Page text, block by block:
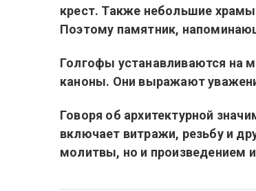
крест. Также небольшие
Поэтому памятник,
Голгофы устанавливаются на
каноны. Они выражают
Говоря об архитектурной
включает витражи, резьбу и
молитвы, но и произведением